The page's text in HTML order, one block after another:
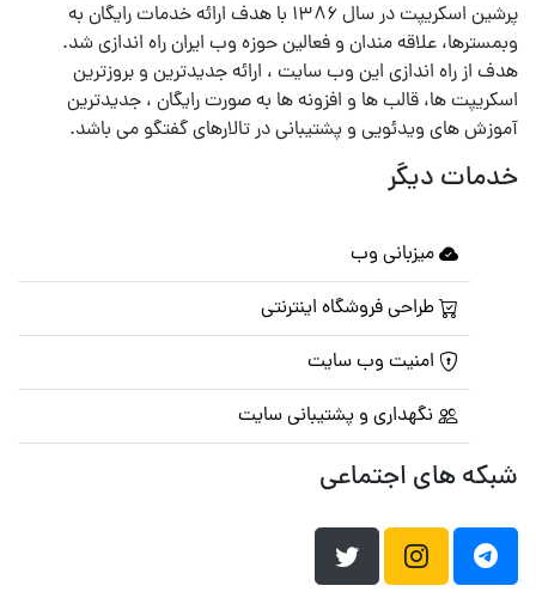
پرشین اسکریپت در سال ۱۳۸۶ با هدف ارائه خدمات رایگان به
وبمسترها، علاقه مندان و فعالین حوزه وب ایران راه اندازی شد.
هدف از راه اندازی این وب سایت ، ارائه جدیدترین و بروزترین
اسکریپت ها، قالب ها و افزونه ها به صورت رایگان ، جدیدترین
آموزش های ویدئویی و پشتیبانی در تالارهای گفتگو می باشد.
خدمات دیگر
میزبانی وب
طراحی فروشگاه اینترنتی
امنیت وب سایت
نگهداری و پشتیبانی سایت
شبکه های اجتماعی